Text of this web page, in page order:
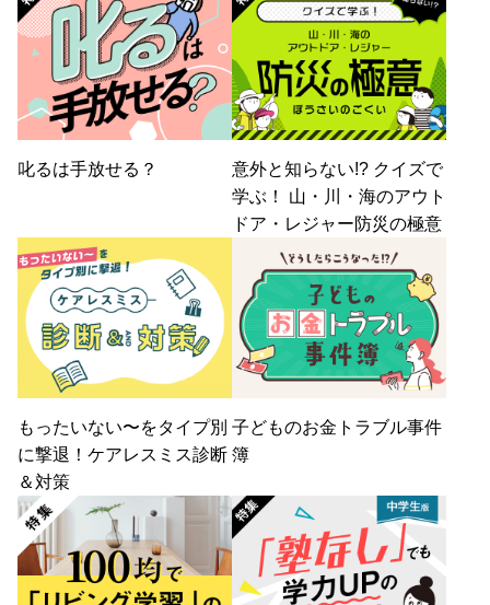
叱るは手放せる？
意外と知らない!? クイズで
学ぶ！ 山・川・海のアウト
ドア・レジャー防災の極意
もったいない〜をタイプ別
に撃退！ケアレスミス診断
＆対策
子どものお金トラブル事件
簿